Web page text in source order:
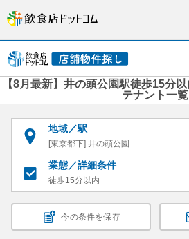
【8月最新】井の頭公園駅徒歩15分
テナント一覧
地域／駅
[東京都下] 井の頭公園
業態／詳細条件
徒歩15分以内
今の条件を保存